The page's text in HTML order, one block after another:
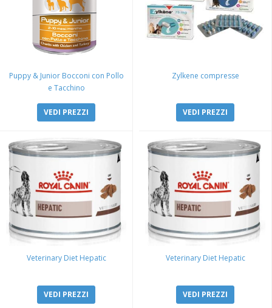
Puppy & Junior Bocconi con Pollo
e Tacchino
VEDI PREZZI
Zylkene compresse
VEDI PREZZI
Veterinary Diet Hepatic
VEDI PREZZI
Veterinary Diet Hepatic
VEDI PREZZI